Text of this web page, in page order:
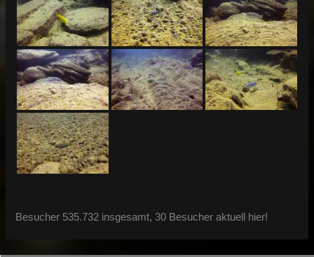
Besucher 535.732 insgesamt, 30 Besucher aktuell hier!